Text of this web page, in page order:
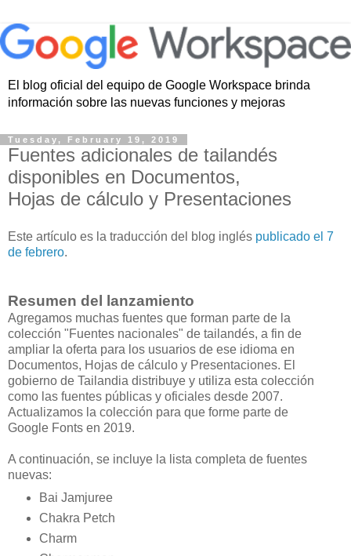
El blog oficial del equipo de Google Workspace brinda
información sobre las nuevas funciones y mejoras
Tuesday, February 19, 2019
Fuentes adicionales de tailandés
disponibles en Documentos,
Hojas de cálculo y Presentaciones
Este artículo es la traducción del blog inglés publicado el 7
de febrero.
Resumen del lanzamiento
Agregamos muchas fuentes que forman parte de la
colección "Fuentes nacionales" de tailandés, a fin de
ampliar la oferta para los usuarios de ese idioma en
Documentos, Hojas de cálculo y Presentaciones. El
gobierno de Tailandia distribuye y utiliza esta colección
como las fuentes públicas y oficiales desde 2007.
Actualizamos la colección para que forme parte de
Google Fonts en 2019.
A continuación, se incluye la lista completa de fuentes
nuevas:
Bai Jamjuree
Chakra Petch
Charm